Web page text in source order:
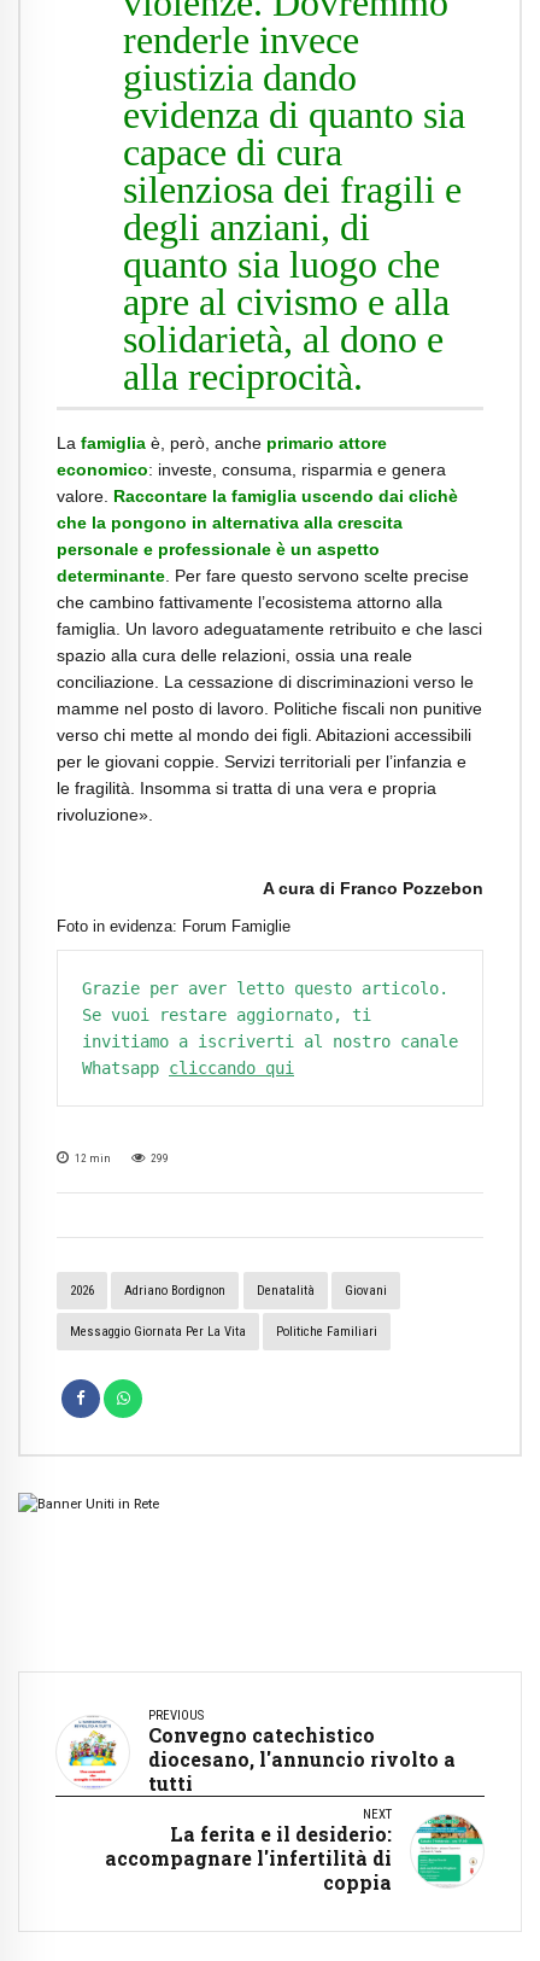
renderle invece
giustizia dando
evidenza di quanto sia
capace di cura
silenziosa dei fragili e
degli anziani, di
quanto sia luogo che
apre al civismo e alla
solidarietà, al dono e
alla reciprocità.
La famiglia è, però, anche primario attore
economico: investe, consuma, risparmia e genera
valore. Raccontare la famiglia uscendo dai clichè
che la pongono in alternativa alla crescita
personale e professionale è un aspetto
determinante . Per fare questo servono scelte precise
che cambino fattivamente l’ecosistema attorno alla
famiglia. Un lavoro adeguatamente retribuito e che lasci
spazio alla cura delle relazioni, ossia una reale
conciliazione. La cessazione di discriminazioni verso le
mamme nel posto di lavoro. Politiche fiscali non punitive
verso chi mette al mondo dei figli. Abitazioni accessibili
per le giovani coppie. Servizi territoriali per l’infanzia e
le fragilità. Insomma si tratta di una vera e propria
rivoluzione».
A cura di Franco Pozzebon
Foto in evidenza: Forum Famiglie
Grazie per aver letto questo articolo.
Se vuoi restare aggiornato, ti
invitiamo a iscriverti al nostro canale
Whatsapp cliccando qui
12 min 299
2026 Adriano Bordignon Denatalità Giovani
Messaggio Giornata Per La Vita Politiche Familiari
PREVIOUS
Convegno catechistico
diocesano, l'annuncio rivolto a
tutti
NEXT
La ferita e il desiderio:
accompagnare l'infertilità di
coppia